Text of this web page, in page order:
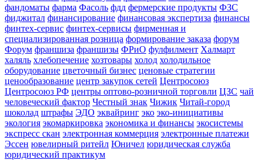
фандоматы фарма Фасоль фдд фермерские продукты ФЗС
фиджитал финансирование финансовая экспертиза финансы
финтех-сервис финтех-сервисы фирменная и
специализированная розница формирование заказа форум
Форум франшиза франшизы ФРиО фулфилмент Халмарт
халяль хлебопечение хозтовары холод холодильное
оборудование цветочный бизнес ценовые стратегии
ценообразование центр закупок сетей Центросоюз
Центросоюз РФ центры оптово-розничной торговли ЦЗС чай
человеческий фактор Честный знак Чижик Читай-город
шоколад штрафы ЭДО эквайринг эко эко-инициативы
экология экомаркировка экономика и финансы экосистемы
экспресс скан электронная коммерция электронные платежи
Эссен ювелирный ритейл Юничел юридическая служба
юридический практикум